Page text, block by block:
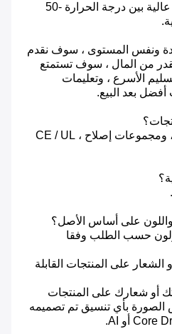
الأجزاء ستحافظ على متانة عالية بين درجة الحرارة -50
ونفس المستوى ، سوف نقدم
من المال ، سوف تستمتع
الأسرع ، وتعليمات
أفضل بعد البيع.
A. يتم تضمينه منتجات نفخ ، ومجموعات إصلاح ، CE / UL
على أساس الأصل؟
حسب الطلب وفقا
على المنتجات القابلة
أو شعارك على المنتجات
الصورة بأي تنسيق تم تصميمه